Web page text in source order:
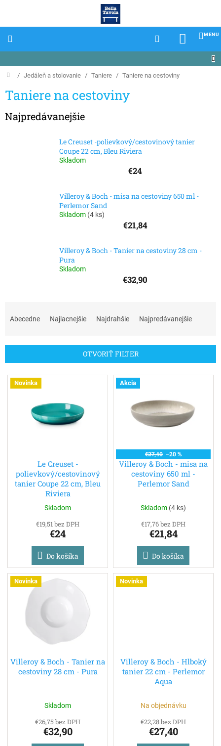
Domov
/ Jedáleň a stolovanie / Taniere / Taniere na cestoviny
Taniere na cestoviny
Najpredávanejšie
Le Creuset -polievkový/cestovinový tanier
Coupe 22 cm, Bleu Riviera
Skladom
€24
Villeroy & Boch - misa na cestoviny 650 ml -
Perlemor Sand
Skladom (4 ks)
€21,84
Villeroy & Boch - Tanier na cestoviny 28 cm -
Pura
Skladom
€32,90
i
e
Abecedne Najlacnejšie Najdrahšie Najpredávanejšie
OTVORIŤ FILTER
V Novinka
Le Creuset -
polievkový/cestovinový
tanier Coupe 22 cm, Bleu
Riviera
Skladom
€19,51 bez DPH
€24
Do košíka
Akcia
€27,40 –20 %
Villeroy & Boch - misa na
cestoviny 650 ml -
Perlemor Sand
Skladom (4 ks)
€17,76 bez DPH
€21,84
Do košíka
Novinka
Villeroy & Boch - Tanier na
cestoviny 28 cm - Pura
Skladom
€26,75 bez DPH
€32,90
Novinka
Villeroy & Boch - Hlboký
tanier 22 cm - Perlemor
Aqua
Na objednávku
€22,28 bez DPH
€27,40